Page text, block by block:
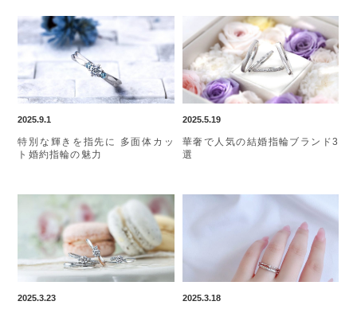
2025.9.1
特別な輝きを指先に 多面体カッ
ト婚約指輪の魅力
2025.5.19
華奢で人気の結婚指輪ブランド3
選
2025.3.23 2025.3.18